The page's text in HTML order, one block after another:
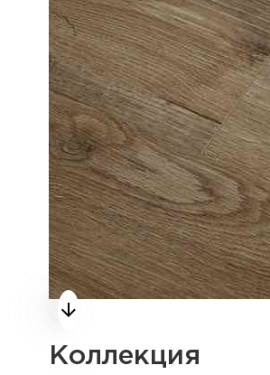
Коллекция